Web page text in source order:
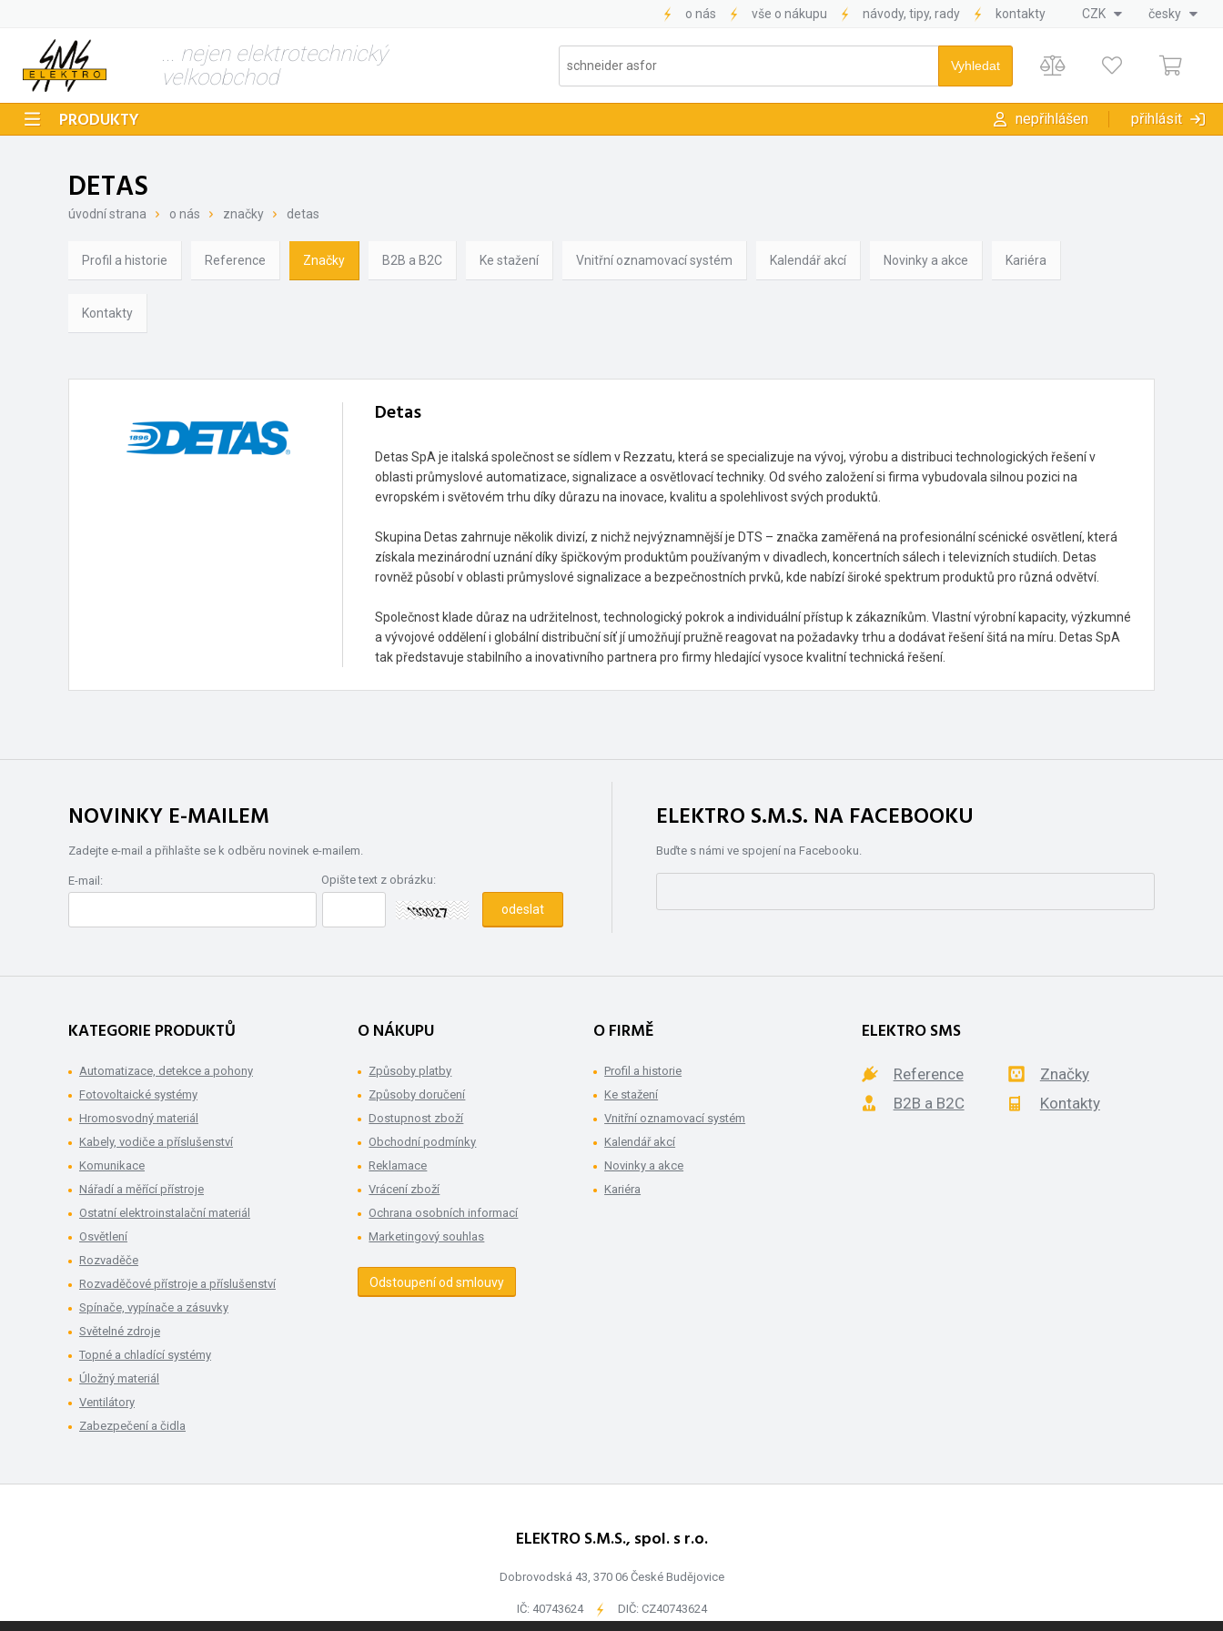
o nás vše o nákupu návody, tipy, rady kontakty CZK česky
... nejen elektrotechnický
velkoobchod
PRODUKTY nepřihlášen přihlásit
DETAS
úvodní strana o nás značky detas
Profil a historie Reference Značky B2B a B2C Ke stažení Vnitřní oznamovací systém Kalendář akcí Novinky a akce Kariéra
Kontakty
Detas
Detas SpA je italská společnost se sídlem v Rezzatu, která se specializuje na vývoj, výrobu a distribuci technologických řešení v
oblasti průmyslové automatizace, signalizace a osvětlovací techniky. Od svého založení si firma vybudovala silnou pozici na
evropském i světovém trhu díky důrazu na inovace, kvalitu a spolehlivost svých produktů.
Skupina Detas zahrnuje několik divizí, z nichž nejvýznamnější je DTS – značka zaměřená na profesionální scénické osvětlení, která
získala mezinárodní uznání díky špičkovým produktům používaným v divadlech, koncertních sálech i televizních studiích. Detas
rovněž působí v oblasti průmyslové signalizace a bezpečnostních prvků, kde nabízí široké spektrum produktů pro různá odvětví.
Společnost klade důraz na udržitelnost, technologický pokrok a individuální přístup k zákazníkům. Vlastní výrobní kapacity, výzkumné
a vývojové oddělení i globální distribuční síť jí umožňují pružně reagovat na požadavky trhu a dodávat řešení šitá na míru. Detas SpA
tak představuje stabilního a inovativního partnera pro firmy hledající vysoce kvalitní technická řešení.
NOVINKY E-MAILEM
Zadejte e-mail a přihlašte se k odběru novinek e-mailem.
E-mail: Opište text z obrázku:
ELEKTRO S.M.S. NA FACEBOOKU
Buďte s námi ve spojení na Facebooku.
KATEGORIE PRODUKTŮ
Automatizace, detekce a pohony
Fotovoltaické systémy
Hromosvodný materiál
Kabely, vodiče a příslušenství
Komunikace
Nářadí a měřící přístroje
Ostatní elektroinstalační materiál
Osvětlení
Rozvaděče
Rozvaděčové přístroje a příslušenství
Spínače, vypínače a zásuvky
Světelné zdroje
Topné a chladící systémy
Úložný materiál
Ventilátory
Zabezpečení a čidla
O NÁKUPU
Způsoby platby
Způsoby doručení
Dostupnost zboží
Obchodní podmínky
Reklamace
Vrácení zboží
Ochrana osobních informací
Marketingový souhlas
Odstoupení od smlouvy
O FIRMĚ
Profil a historie
Ke stažení
Vnitřní oznamovací systém
Kalendář akcí
Novinky a akce
Kariéra
ELEKTRO SMS
Reference
Značky
B2B a B2C
Kontakty
ELEKTRO S.M.S., spol. s r.o.
Dobrovodská 43, 370 06 České Budějovice
IČ: 40743624 - DIČ: CZ40743624